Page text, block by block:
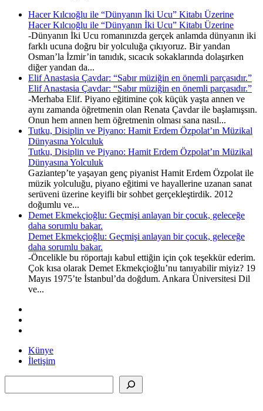
Hacer Kılcıoğlu ile “Dünyanın İki Ucu” Kitabı Üzerine
Hacer Kılcıoğlu ile “Dünyanın İki Ucu” Kitabı Üzerine
-Dünyanın İki Ucu romanınızda gerçek anlamda dünyanın iki
farklı ucuna doğru bir yolculuğa çıkıyoruz. Bir yandan
Osman’la İzmir’in tanıdık, sıcacık sokaklarında dolaşırken
diğer yandan da...
Elif Anastasia Çavdar: “Sabır müziğin en önemli parçasıdır.”
Elif Anastasia Çavdar: “Sabır müziğin en önemli parçasıdır.”
-Merhaba Elif. Piyano eğitimine çok küçük yaşta annen ve
aynı zamanda öğretmenin olan Renata Çavdar ile başlamışsın.
Onun hem annen hem öğretmenin olması sana nasıl...
Tutku, Disiplin ve Piyano: Hamit Erdem Özpolat’ın Müzikal
Dünyasına Yolculuk
Tutku, Disiplin ve Piyano: Hamit Erdem Özpolat’ın Müzikal
Dünyasına Yolculuk
Gaziantep’te yaşayan genç piyanist Hamit Erdem Özpolat ile
müzik yolculuğu, piyano eğitimi ve hayallerine uzanan sanat
serüveni üzerine keyifli bir sohbet gerçekleştirdik. 2012
doğumlu ve...
Demet Ekmekçioğlu: Geçmişi anlayan bir çocuk, geleceğe
daha sorumlu bakar.
Demet Ekmekçioğlu: Geçmişi anlayan bir çocuk, geleceğe
daha sorumlu bakar.
-Öncelikle bu röportajı kabul ettiğin için çok teşekkür ederim.
Çok kısa olarak Demet Ekmekçioğlu’nu tanıyabilir miyiz? 19
Mayıs 1975’te İstanbul’da doğdum. Ankara Üniversitesi Dil
ve...
Künye
İletişim